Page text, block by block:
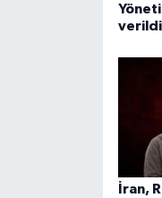
verildi
İran,